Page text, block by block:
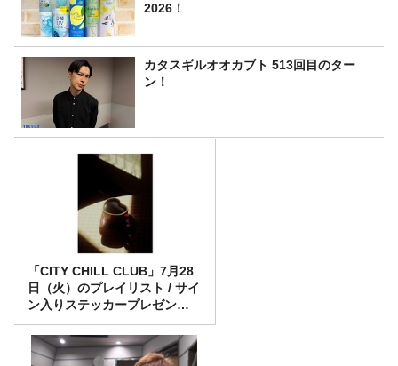
2026！
カタスギルオオカブト 513回目のター
ン！
「CITY CHILL CLUB」7月28
日（火）のプレイリスト / サイ
ン入りステッカープレゼント
有り